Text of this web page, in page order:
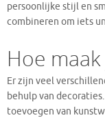
persoonlijke stijl en
combineren om iets
Hoe
Er zijn veel
behulp van
toevoegen van